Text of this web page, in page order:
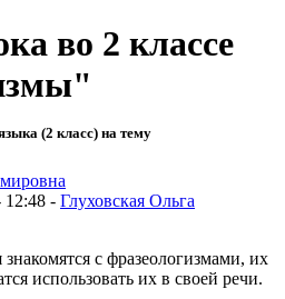
во 2 классе
(2 класс) на тему
12:48 - Глуховская Ольга
с фразеологизмами, их
использовать их в своей речи.